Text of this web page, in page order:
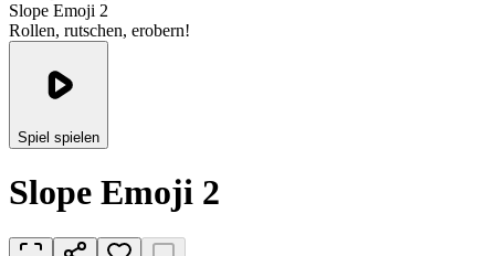
Slope Emoji 2
Rollen, rutschen, erobern!
Spiel spielen
Slope Emoji 2